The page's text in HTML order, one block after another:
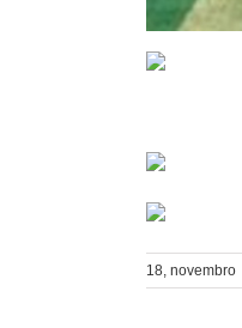
18, novembro